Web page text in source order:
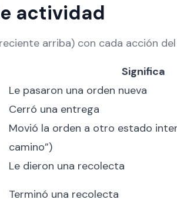
actividad
arriba) con cada acción
Significa
Le pasaron una orden nueva
Cerró una entrega
Movió la orden a otro estado
camino”)
Le dieron una recolecta
Terminó una recolecta